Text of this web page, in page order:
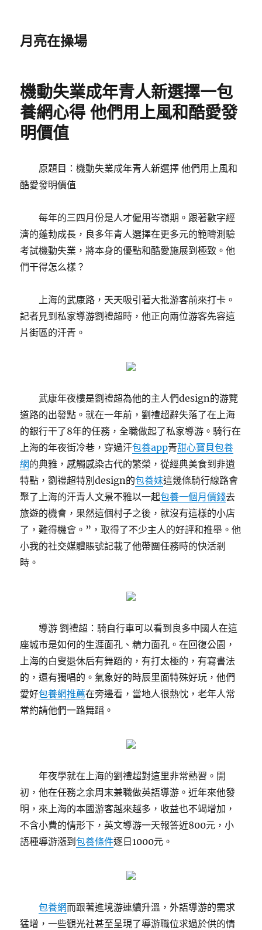
月亮在操場
機動失業成年青人新選擇一包
養網心得 他們用上風和酷愛發
明價值
原題目：機動失業成年青人新選擇 他們用上風和
酷愛發明價值
每年的三四月份是人才僱用岑嶺期。跟著數字經
濟的蓬勃成長，良多年青人選擇在更多元的範疇測驗
考試機動失業，將本身的優點和酷愛施展到極致。他
們干得怎么樣？
上海的武康路，天天吸引著大批游客前來打卡。
記者見到私家導游劉禮超時，他正向兩位游客先容這
片街區的汗青。
武康年夜樓是劉禮超為他的主人們design的游覽
道路的出發點。就在一年前，劉禮超辭失落了在上海
的銀行干了8年的任務，全職做起了私家導游。騎行在
上海的年夜街冷巷，穿過汗包養app青甜心寶貝包養
網的典雅，感觸感染古代的繁榮，從經典美食到非遺
特點，劉禮超特別design的包養妹這幾條騎行線路會
聚了上海的汗青人文景不雅以一起包養一個月價錢去
旅遊的機會，果然這個村子之後，就沒有這樣的小店
了，難得機會。”，取得了不少主人的好評和推舉。他
小我的社交媒體賬號記載了他帶團任務時的快活剎
時。
導游 劉禮超：騎自行車可以看到良多中國人在這
座城市是如何的生涯面孔、精力面孔。在回復公園，
上海的白叟退休后有舞蹈的，有打太極的，有寫書法
的，還有獨唱的。氣象好的時辰里面特殊好玩，他們
愛好包養網推薦在旁邊看，當地人很熱忱，老年人常
常約請他們一路舞蹈。
年夜學就在上海的劉禮超對這里非常熟習。開
初，他在任務之余周末兼職做英語導游。近年來他發
明，來上海的本國游客越來越多，收益也不竭增加，
不含小費的情形下，英文導游一天報答近800元，小
語種導游漲到包養條件逐日1000元。
包養網而跟著進境游連續升溫，外語導游的需求
猛增，一些觀光社甚至呈現了導游職位求過於供的情